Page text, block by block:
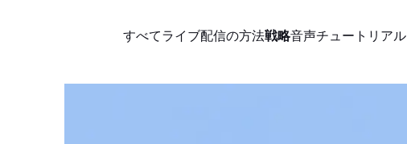
すべてライブ配信の方法戦略音声チュートリアル